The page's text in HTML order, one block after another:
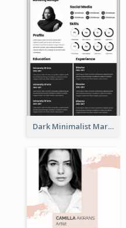
Dark Minimalist Marketing Manager Resume